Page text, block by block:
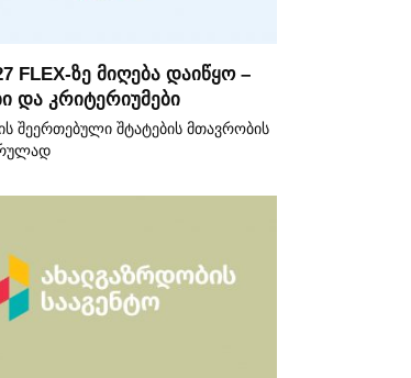
FLEX-ზე მიღება დაიწყო –
და კრიტერიუმები
შეერთებული შტატების მთავრობის